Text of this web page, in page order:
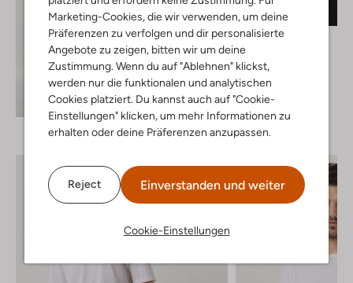
Marketing-Cookies, die wir verwenden, um deine
Präferenzen zu verfolgen und dir personalisierte
Angebote zu zeigen, bitten wir um deine
Zustimmung. Wenn du auf "Ablehnen" klickst,
werden nur die funktionalen und analytischen
Cookies platziert. Du kannst auch auf "Cookie-
Einstellungen" klicken, um mehr Informationen zu
erhalten oder deine Präferenzen anzupassen.
Reject Einverstanden und weiter
Cookie-Einstellungen
Entdecke den Look
Selected Men
€ 24,99
+ mehr farben